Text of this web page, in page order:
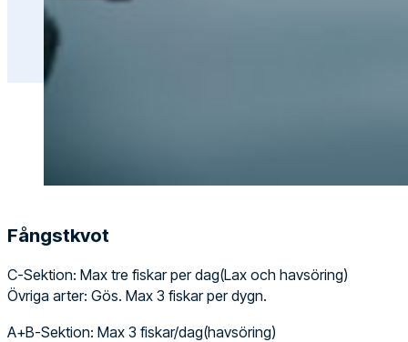
Fångstkvot
C-Sektion: Max tre fiskar per dag(Lax och havsöring)
Övriga arter: Gös. Max 3 fiskar per dygn.
A+B-Sektion: Max 3 fiskar/dag(havsöring)